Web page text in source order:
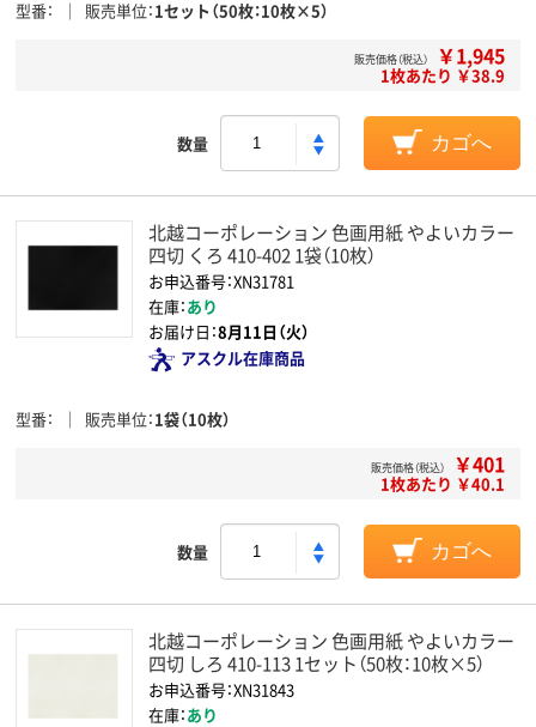
型番 販売単位 1セット（50枚：10枚×5）
販売価格（税込） ￥1,945
1枚あたり ￥38.9
数量 カゴへ
北越コーポレーション 色画用紙 やよいカラー
四切 くろ 410-402 1袋（10枚）
お申込番号：XN31781
在庫：あり
お届け日：8月11日（火）
アスクル在庫商品
型番 販売単位 1袋（10枚）
販売価格（税込） ￥401
1枚あたり ￥40.1
数量 カゴへ
北越コーポレーション 色画用紙 やよいカラー
四切 しろ 410-113 1セット（50枚：10枚×5）
お申込番号：XN31843
在庫：あり